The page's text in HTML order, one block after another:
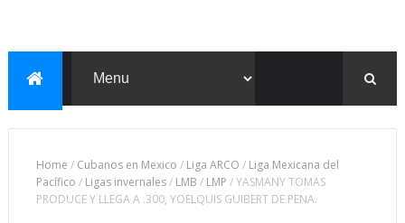
Home / Cubanos en Mexico / Liga ARCO / Liga Mexicana del
Pacífico / Ligas invernales/ LMB / LMP /YASMANY TOMAS
PRODUCE Y LLEGA A .300, YOELQUIS GUIBERT DE PENA.